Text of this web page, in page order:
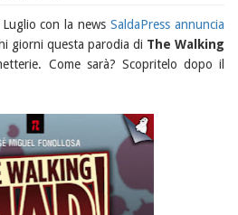
Luglio con la newsSaldaPress annuncia
giorni questa parodia di The Walking
Come sarà? Scopritelo dopo il